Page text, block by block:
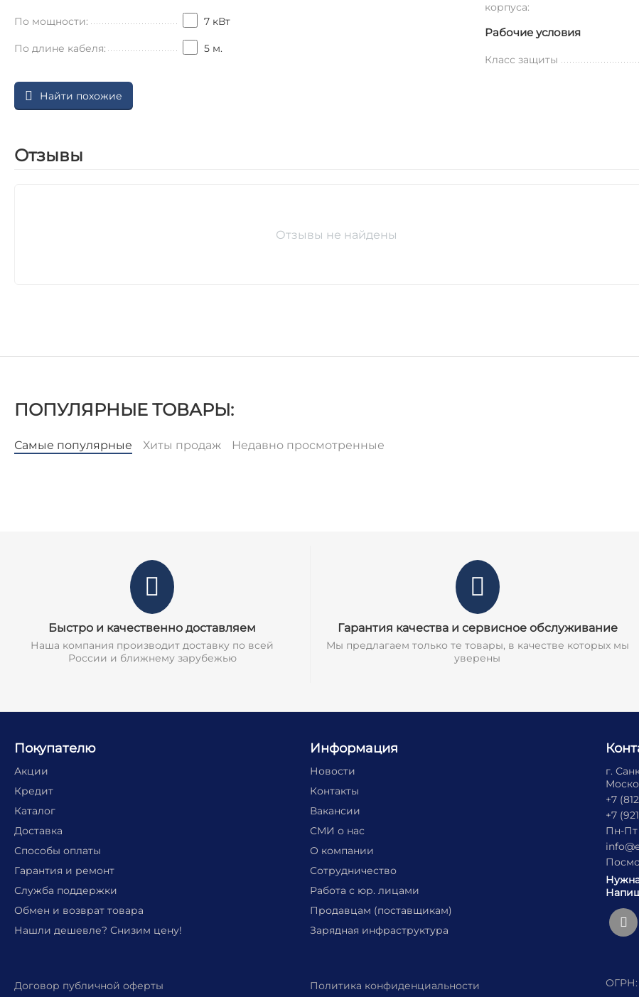
По мощности: 7 кВт
По длине кабеля: 5 м.
корпуса:
Рабочие условия
Класс защиты
Найти похожие
Отзывы
Отзывы не найдены
ПОПУЛЯРНЫЕ ТОВАРЫ:
Самые популярные Хиты продаж Недавно просмотренные
Быстро и качественно доставляем
Наша компания производит доставку по всей
России и ближнему зарубежью
Гарантия качества и сервисное обслуживание
Мы предлагаем только те товары, в качестве которых мы
уверены
Покупателю
Акции
Кредит
Каталог
Доставка
Способы оплаты
Гарантия и ремонт
Служба поддержки
Обмен и возврат товара
Нашли дешевле? Снизим цену!
Информация
Новости
Контакты
Вакансии
СМИ о нас
О компании
Сотрудничество
Работа с юр. лицами
Продавцам (поставщикам)
Зарядная инфраструктура
г.
+7
+7
Пн-Пт
Договор публичной оферты Политика конфиденциальности ОГРН: